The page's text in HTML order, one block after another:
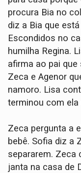
procura Bia no
diz a Bia que
Escondidos no
humilha Regina.
afirma ao pai
Zeca e Agenor
namoro. Lisa
terminou com ela
Zeca pergunta a
bebê. Sofia diz a
separarem. Zeca
janta na casa de